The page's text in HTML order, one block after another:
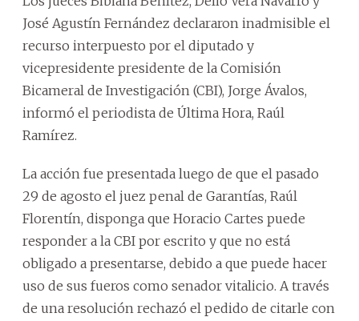
José Agustín Fernández declararon inadmisible el
recurso interpuesto por el diputado y
vicepresidente presidente de la Comisión
Bicameral de Investigación (CBI), Jorge Ávalos,
informó el periodista de Última Hora, Raúl
Ramírez.
La acción fue presentada luego de que el pasado
29 de agosto el juez penal de Garantías, Raúl
Florentín, disponga que Horacio Cartes puede
responder a la CBI por escrito y que no está
obligado a presentarse, debido a que puede hacer
uso de sus fueros como senador vitalicio. A través
de una resolución rechazó el pedido de citarle con